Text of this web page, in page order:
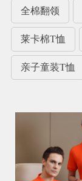
全棉翻领
莱卡棉T恤
亲子童装T恤